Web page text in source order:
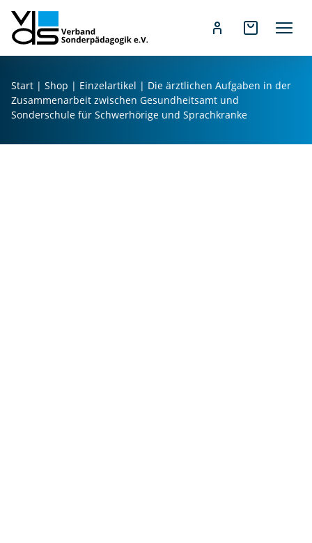
h
Start | Shop | Einzelartikel | Die ärztlichen Aufgaben in der
Zusammenarbeit zwischen Gesundheitsamt und
Sonderschule für Schwerhörige und Sprachkranke